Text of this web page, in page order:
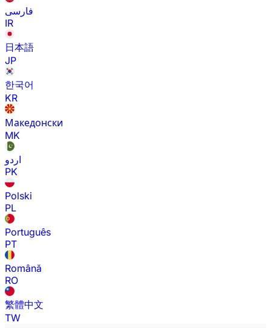
فارسی
IR
日本語
JP
한국어
KR
Македонски
MK
اردو
PK
Polski
PL
Português
PT
Română
RO
繁體中文
TW